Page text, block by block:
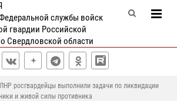
службы войск
гвардии Российской
Свердловской области
росгвардейцы выполнили задачи по ликвидации
и живой силы противника